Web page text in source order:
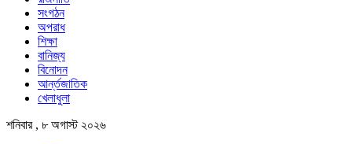
সংগঠন
অপরাধ
শিক্ষা
বানিজ্য
বিনোদন
আর্ন্তজাতিক
খেলাধুলা
শনিবার , ৮ অগাস্ট ২০২৬